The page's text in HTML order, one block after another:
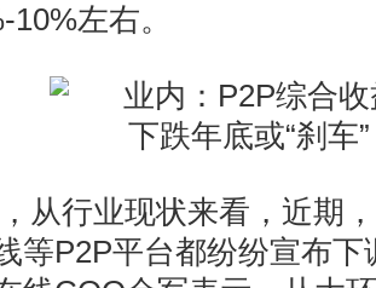
左右。
行业现状来看，近期，
等P2P平台都纷纷宣布